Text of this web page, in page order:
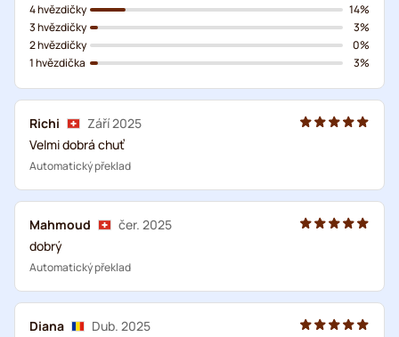
4 hvězdičky
3 hvězdičky
2 hvězdičky
1 hvězdička
14%
3%
0%
3%
Richi
Září 2025
Velmi dobrá chuť
Automatický překlad
Mahmoud
čer. 2025
dobrý
Automatický překlad
Diana
Dub. 2025